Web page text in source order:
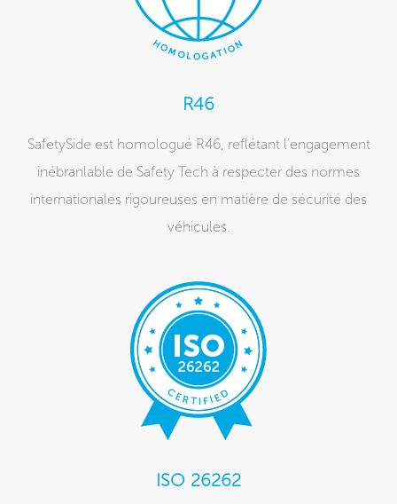
R46
SafetySide est homologué R46, reflétant l’engagement
inébranlable de Safety Tech à respecter des normes
internationales rigoureuses en matière de sécurité des
véhicules.​
ISO 26262